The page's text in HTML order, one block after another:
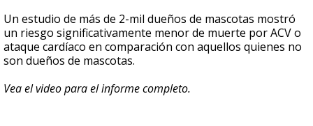
Un estudio de más de 2-mil dueños de mascotas mostró
un riesgo significativamente menor de muerte por ACV o
ataque cardíaco en comparación con aquellos quienes no
son dueños de mascotas.
Vea el video para el informe completo.